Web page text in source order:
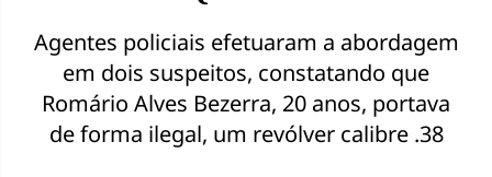
Agentes policiais efetuaram a abordagem
em dois suspeitos, constatando que
Romário Alves Bezerra, 20 anos, portava
de forma ilegal, um revólver calibre .38